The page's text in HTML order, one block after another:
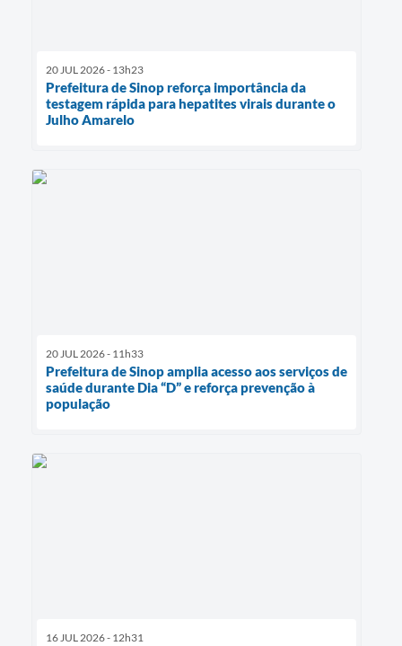
20 JUL 2026 - 13h23
Prefeitura de Sinop reforça importância da
testagem rápida para hepatites virais durante o
Julho Amarelo
20 JUL 2026 - 11h33
Prefeitura de Sinop amplia acesso aos serviços de
saúde durante Dia “D” e reforça prevenção à
população
16 JUL 2026 - 12h31